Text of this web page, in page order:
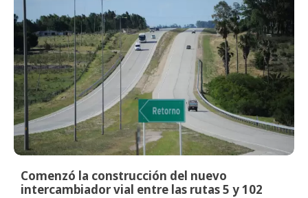
Comenzó la construcción del nuevo
intercambiador vial entre las rutas 5 y 102